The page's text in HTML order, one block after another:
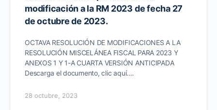
modificación a la RM 2023 de fecha 27
de octubre de 2023.
OCTAVA RESOLUCIÓN DE MODIFICACIONES A LA
RESOLUCIÓN MISCELÁNEA FISCAL PARA 2023 Y
ANEXOS 1 Y 1-A CUARTA VERSIÓN ANTICIPADA
Descarga el documento, clic aquí.…
28 octubre, 2023